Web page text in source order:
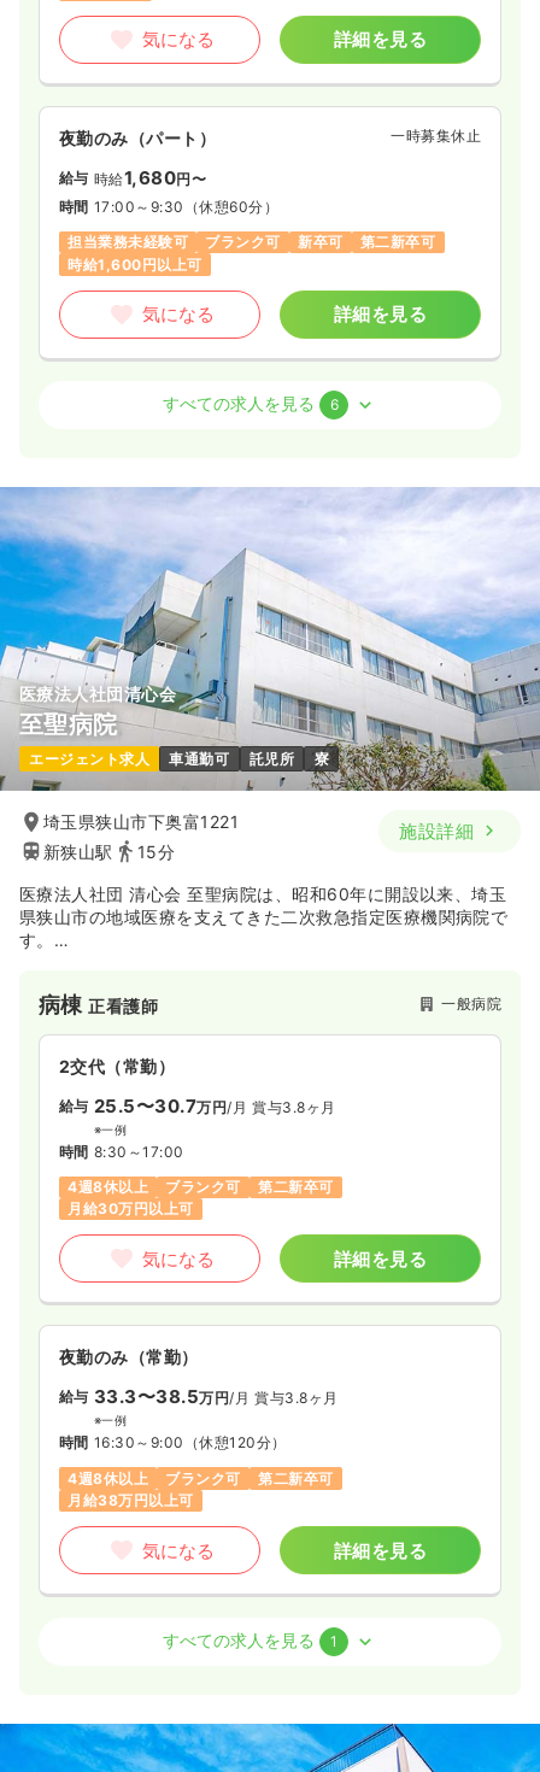
気になる 詳細を見る
夜勤のみ（パート） 一時募集休止
給与 時給1,680円〜
時間 17:00～9:30 （休憩60分）
担当業務未経験可
ブランク可 新卒可
第二新卒可
時給1,600円以上可
気になる 詳細を見る
正・准看護師
給与 賞与4.7ヶ月
時間 9:00～17:35
4週8休以上
担当業務未経験可 ブランク可
第二新卒可
月給32万円以上可
気になる 詳細を見る
日勤のみ（パート）
給与 時給1,800円
時間 9:00～17:35 （休憩60分）
担当業務未経験可
気になる 詳細を見る
夜勤のみ（パート）
給与 時給1,680
担当業務未経験可
時給1,600円以上可
気になる 詳細を見る
オペ室(手術室)正・准看護師 一般病院
※経験4年の例
9:00～17:35
日祝休み
4週8休以上 担当業務未経験可
新卒可
第二新卒可 月給27万円以上可
※経験5年の例
時間 9:00～17:35
すべての求人を見る 6
医療法人社団清心会
至聖病院
エージェント求人 車通勤可 託児所 寮
埼玉県狭山市下奥富1221
新狭山駅
15分
施設詳細
医療法人社団 清心会 至聖病院は、昭和60年に開設以来、埼玉
県狭山市の地域医療を支えてきた二次救急指定医療機関病院で
す。
テーション科の一般診療に加え、人間ドック、生活習慣病等の
各種健診、企業健診・産業医、学校医活動などの予防医療にも
力を入れています。
病棟正看護師 一般病院
2交代（常勤）
給与 25.5〜30.7万円/月 賞与3.8ヶ月
※一例
時間 8:30～17:00
4週8休以上
ブランク可
第二新卒可
月給30万円以上可
気になる 詳細を見る
夜勤のみ（常勤）
給与 33.3〜38.5万円/月 賞与3.8ヶ月
※一例
時間 16:30～9:00 （休憩120分）
4週8休以上
ブランク可
第二新卒可
月給38万円以上可
気になる 詳細を見る
正・准看護師
給与 19.0万円〜 /月 賞与2回
※一例
すべての求人を見る 1